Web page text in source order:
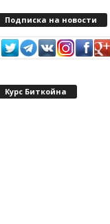
Подписка на новости
Курс Биткойна